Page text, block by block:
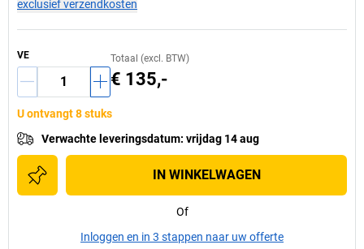
exclusief verzendkosten
VE Totaal (excl. BTW)
€ 135,-
U ontvangt 8 stuks
Verwachte leveringsdatum: vrijdag 14 aug
IN WINKELWAGEN
Of
Inloggen en in 3 stappen naar uw offerte